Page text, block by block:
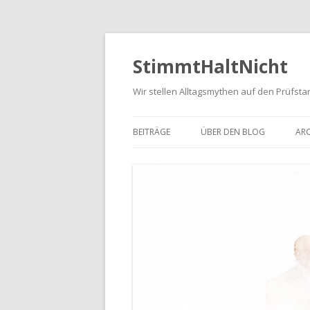
StimmtHaltNicht
Wir stellen Alltagsmythen auf den
BEITRÄGE ÜBER DEN BLOG